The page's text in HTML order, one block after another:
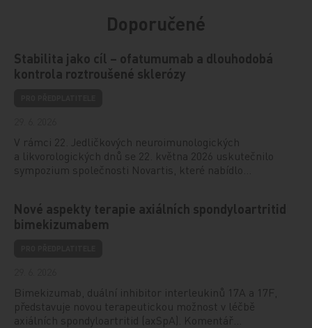
Doporučené
Stabilita jako cíl – ofatumumab a dlouhodobá
kontrola roztroušené sklerózy
V rámci 22. Jedličkových neuroimunologických
a likvorologických dnů se 22. května 2026 uskutečnilo
sympozium společnosti Novartis, které nabídlo…
Nové aspekty terapie axiálních spondyloartritid
bimekizumabem
Bimekizumab, duální inhibitor interleukinů 17A a 17F,
představuje novou terapeutickou možnost v léčbě
axiálních spondyloartritid (axSpA). Komentář…